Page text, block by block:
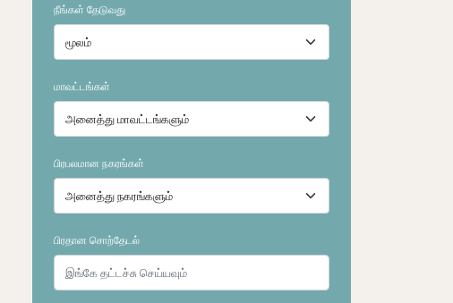
நீங்கள் தேடுவது
மாவட்டங்கள்
பிரபலமான நகரங்கள்
பிரதான சொற்தேடல்